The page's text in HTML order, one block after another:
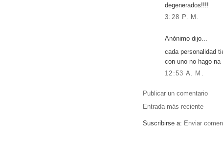
degenerados!!!!
3:28 P. M.
Anónimo dijo...
cada personalidad
con uno no hago na
12:53 A. M.
Publicar un comentario
Entrada más reciente
Suscribirse a: Enviar